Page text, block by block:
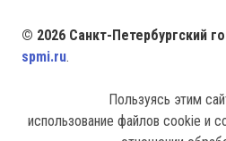
© 2026 Санкт-Петербургский
spmi.ru.
Пользуясь этим
использование файлов cookie и